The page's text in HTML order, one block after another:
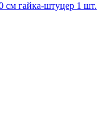
см гайка-штуцер 1 шт.